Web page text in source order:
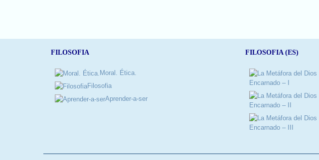
FILOSOFIA
Moral. Ética.
Filosofia
Aprender-a-ser
FILOSOFIA (ES)
Encarnado – I
Encarnado – II
Encarnado – III